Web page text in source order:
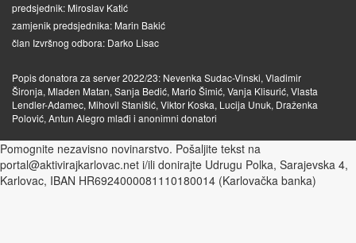
predsjednik: Miroslav Katić
zamjenik predsjednika: Marin Bakić
član Izvršnog odbora: Darko Lisac
Popis donatora za server 2022/23: Nevenka Sudac-Vinski, Vladimir
Šironja, Mladen Matan, Sanja Bedić, Mario Šimić, Vanja Klisurić, Vlasta
Lendler-Adamec, Mihovil Stanišić, Viktor Koska, Lucija Unuk, Draženka
Polović, Antun Alegro mlađi i anonimni donatori
Pomognite nezavisno novinarstvo. Pošaljite tekst na
portal@aktivirajkarlovac.net i/ili donirajte Udrugu Polka, Sarajevska 4,
Karlovac, IBAN HR6924000081110180014 (Karlovačka banka)